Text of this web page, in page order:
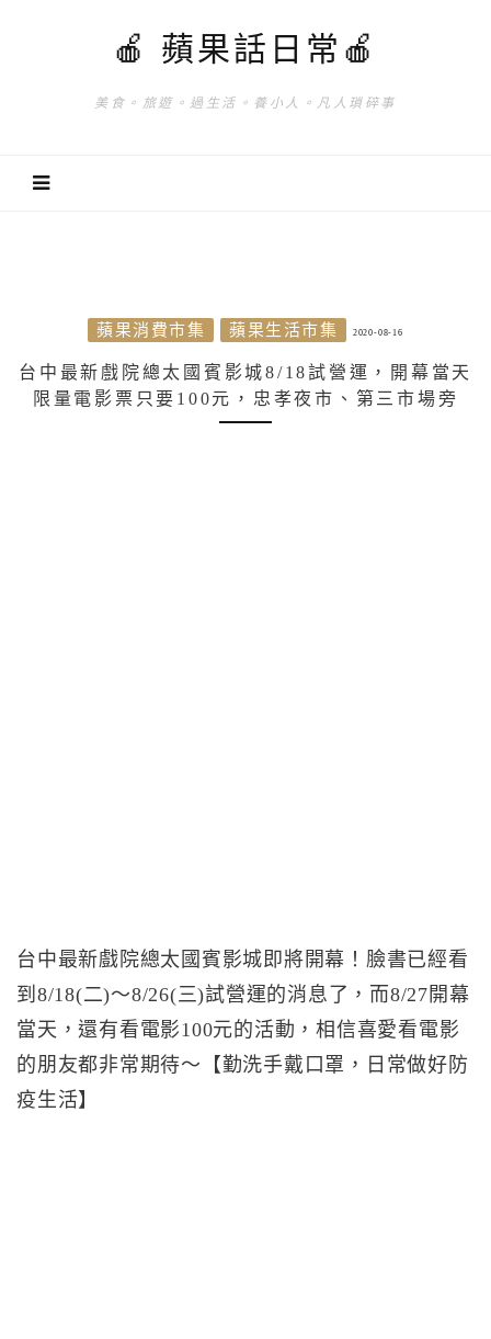
🍎 蘋果話日常🍎
美食。旅遊。過生活。養小人。凡人瑣碎事
蘋果消費市集 蘋果生活市集 2020-08-16
台中最新戲院總太國賓影城8/18試營運，開幕當天
限量電影票只要100元，忠孝夜市、第三市場旁
台中最新戲院總太國賓影城即將開幕！臉書已經看
到8/18(二)～8/26(三)試營運的消息了，而8/27開幕
當天，還有看電影100元的活動，相信喜愛看電影
的朋友都非常期待～【勤洗手戴口罩，日常做好防
疫生活】